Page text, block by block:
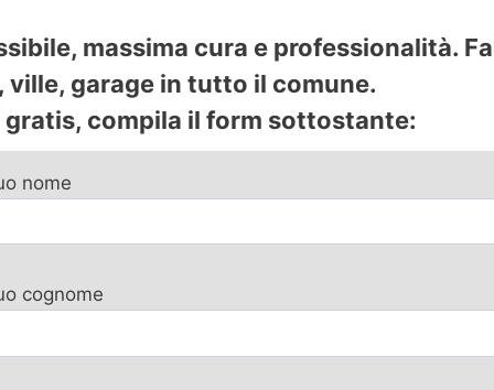
massima cura e professionalità.
garage in tutto il comune.
compila il form sottostante:
nome
cognome